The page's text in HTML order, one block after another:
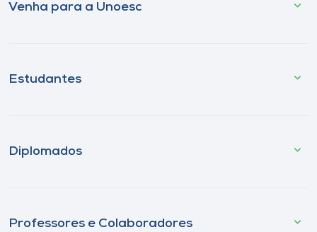
Venha para a Unoesc
Estudantes
Diplomados
Professores e Colaboradores